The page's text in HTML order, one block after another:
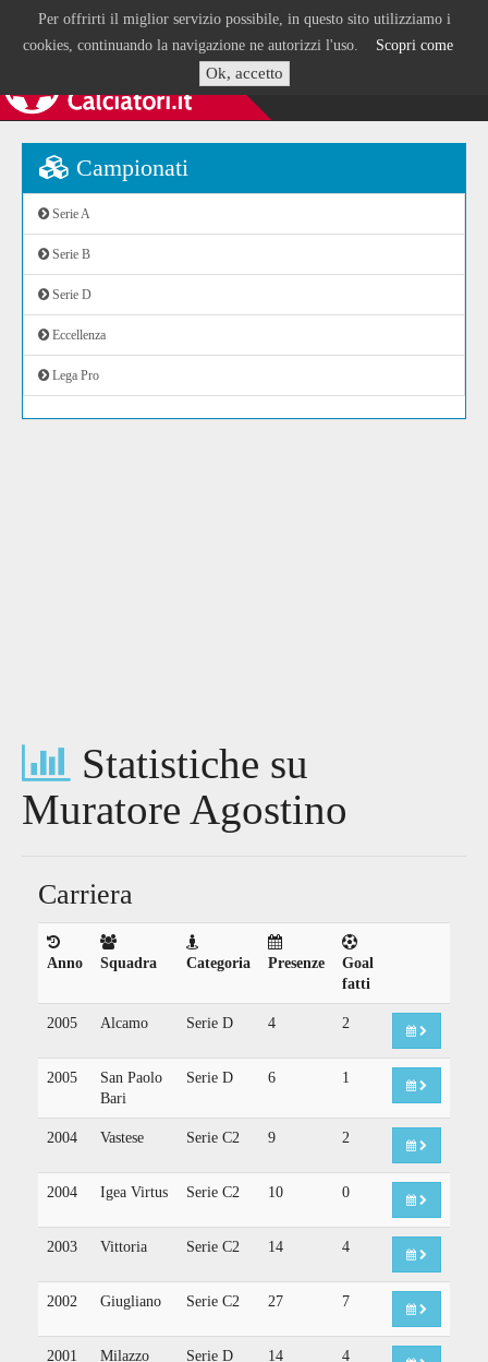
Per offrirti il miglior servizio possibile, in questo sito utilizziamo i
cookies, continuando la navigazione ne autorizzi l'uso. Scopri come
Ok, accetto
Campionati
Serie A
Serie B
Serie D
Eccellenza
Lega Pro
Statistiche su
Muratore Agostino
Carriera
Anno Squadra Categoria Presenze
Goal
fatti
2005 Alcamo Serie D 4 2
2005
San Paolo
Bari
Serie D 6 1
2004 Vastese Serie C2 9 2
2004 Igea Virtus Serie C2 10 0
2003 Vittoria Serie C2 14 4
2002 Giugliano Serie C2 27 7
2001 Milazzo Serie D 14 4